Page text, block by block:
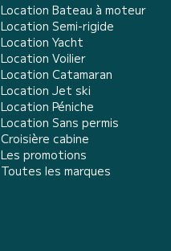
Location Bateau à moteur
Location Semi-rigide
Location Yacht
Location Voilier
Location Catamaran
Location Jet ski
Location Péniche
Location Sans permis
Croisière cabine
Les promotions
Toutes les marques